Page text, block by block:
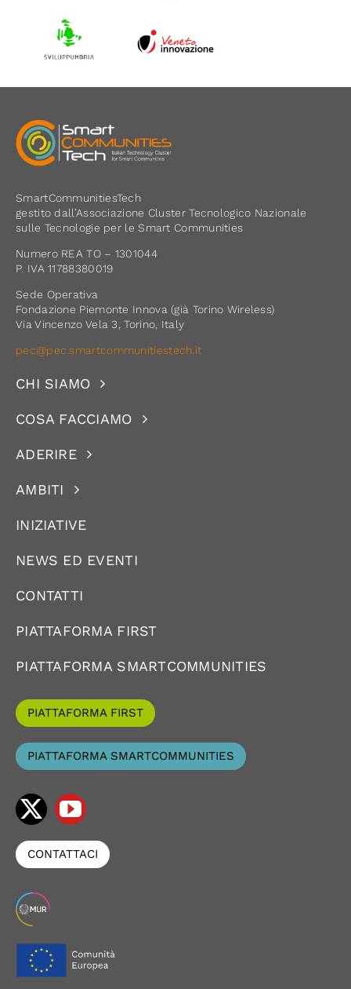
SmartCommunitiesTech
gestito dall’Associazione Cluster Tecnologico Nazionale
sulle Tecnologie per le Smart Communities
Numero REA TO – 1301044
P. IVA 11788380019
Sede Operativa
Fondazione Piemonte Innova (già Torino Wireless)
Via Vincenzo Vela 3, Torino, Italy
pec@pec.smartcommunitiestech.it
CHI SIAMO
COSA FACCIAMO
ADERIRE
AMBITI
INIZIATIVE
NEWS ED EVENTI
CONTATTI
PIATTAFORMA FIRST
PIATTAFORMA SMARTCOMMUNITIES
PIATTAFORMA FIRST
PIATTAFORMA SMARTCOMMUNITIES
CONTATTACI